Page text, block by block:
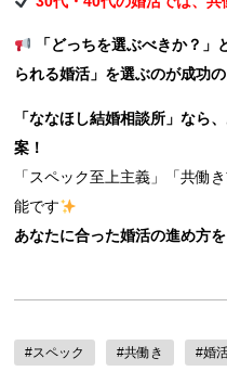
「どっちを選ぶべきか？」
られる婚活」を選ぶのが成功の
「ななほし結婚相談所」なら
案！
「スペック至上主義」「共働
能です
あなたに合った婚活の進め方
#スペック #共働き #婚